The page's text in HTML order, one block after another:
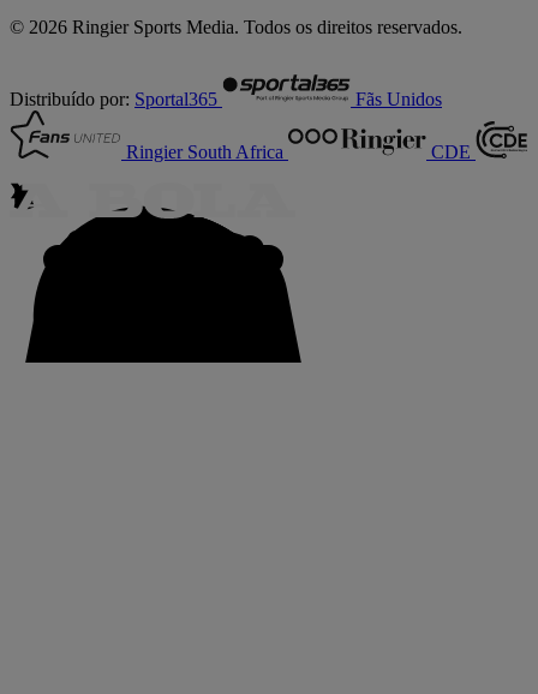
© 2026 Ringier Sports Media. Todos os direitos reservados.
Distribuído por: Sportal365 Fãs Unidos
Ringier South Africa CDE